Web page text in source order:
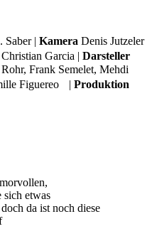
Saber | Kamera Denis Jutzeler
​Christian Garcia | Darsteller
Frank Semelet, Mehdi
Figuereo | Produktion
etwas
da ist noch diese